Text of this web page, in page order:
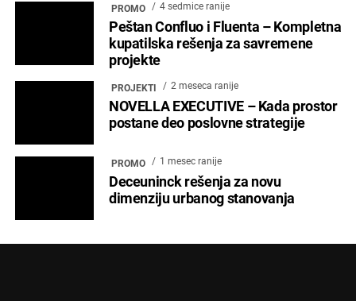
PROMO 4 sedmice ranije
Peštan Confluo i Fluenta – Kompletna
kupatilska rešenja za savremene
projekte
PROJEKTI 2 meseca ranije
NOVELLA EXECUTIVE – Kada prostor
postane deo poslovne strategije
PROMO 1 mesec ranije
Deceuninck rešenja za novu
dimenziju urbanog stanovanja